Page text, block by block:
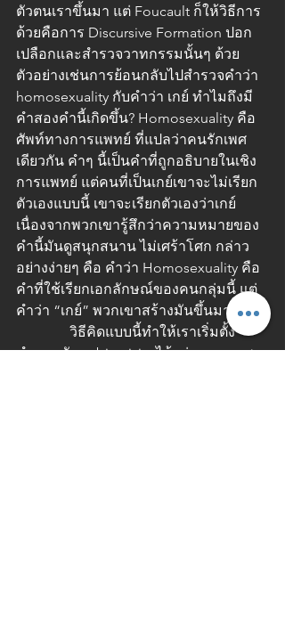
ตัวตนเราขึ้นมา แต่ Foucault ก็ให้วิธีการ
ด้วยคือการ Discursive Formation ปอก
เปลือกและสำรวจวาทกรรมนั้นๆ ด้วย
ตัวอย่างเช่นการย้อนกลับไปสำรวจคำว่า
homosexuality กับคำว่า เกย์ ทำไมถึงมี
คำสองคำนี้เกิดขึ้น? Homosexuality คือ
ศัพท์ทางการแพทย์ ที่แปลว่าคนรักเพศ
เดียวกัน คำๆ นี้เป็นคำที่ถูกอธิบายในเชิง
การแพทย์ แต่คนที่เป็นเกย์เขาจะไม่เรียก
ตัวเองแบบนี้ เขาจะเรียกตัวเองว่าเกย์
เนื่องจากพวกเขารู้สึกว่าความหมายของ
คำนี้มันดูสนุกสนาน ไม่เศร้าโศก กล่าว
อย่างง่ายๆ คือ คำว่า Homosexuality คือ
คำที่ใช้เรียกเอกลักษณ์ของคนกลุ่มนี้ แต่
คำว่า “เกย์” พวกเขาสร้างมันขึ้นมาเอง
คำถามกับ subjectivity ได้อย่างเหมาะสม